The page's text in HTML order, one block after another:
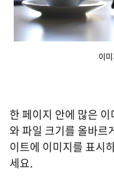
이
한 페이지 안에 많은
와 파일 크기를 올바르
이트에 이미지를 표시
세요.